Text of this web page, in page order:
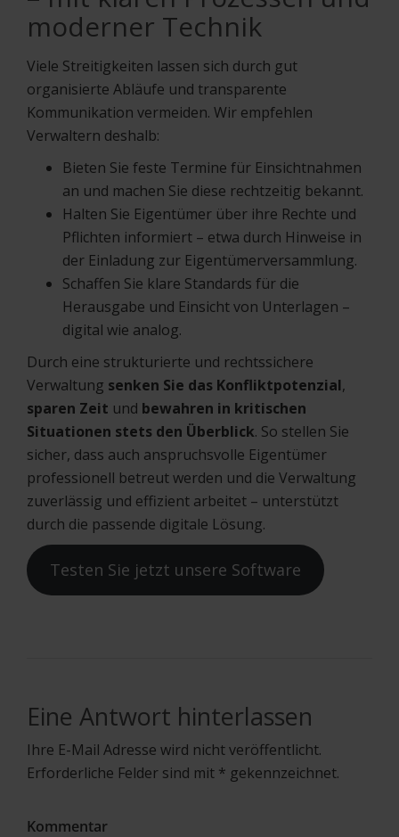
moderner Technik
Viele Streitigkeiten lassen sich durch gut
organisierte Abläufe und transparente
Kommunikation vermeiden. Wir empfehlen
Verwaltern deshalb:
Bieten Sie feste Termine für Einsichtnahmen
an und machen Sie diese rechtzeitig bekannt.
Halten Sie Eigentümer über ihre Rechte und
Pflichten informiert – etwa durch Hinweise in
der Einladung zur Eigentümerversammlung.
Schaffen Sie klare Standards für die
Herausgabe und Einsicht von Unterlagen –
digital wie analog.
Durch eine strukturierte und rechtssichere
Verwaltung senken Sie das Konfliktpotenzial,
sparen Zeit und bewahren in kritischen
Situationen stets den Überblick. So stellen Sie
sicher, dass auch anspruchsvolle Eigentümer
professionell betreut werden und die Verwaltung
zuverlässig und effizient arbeitet – unterstützt
durch die passende digitale Lösung.
Testen Sie jetzt unsere Software
Eine Antwort hinterlassen
Ihre E-Mail Adresse wird nicht veröffentlicht.
Erforderliche Felder sind mit * gekennzeichnet.
Kommentar